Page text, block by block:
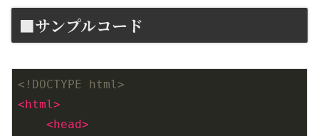
■サンプルコード
<!DOCTYPE html>
<html >
<head>